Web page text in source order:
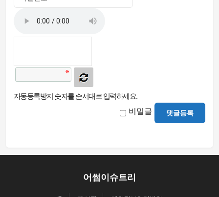
자동등록방지 숫자를 순서대로 입력하세요.
비밀글 댓글등록
어썸이슈트리